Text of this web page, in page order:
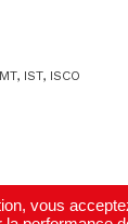
IST, ISCO
vous